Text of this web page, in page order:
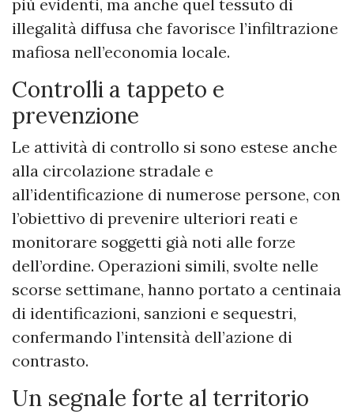
più evidenti, ma anche quel tessuto di
illegalità diffusa che favorisce l’infiltrazione
mafiosa nell’economia locale.
Controlli a tappeto e
prevenzione
Le attività di controllo si sono estese anche
alla circolazione stradale e
all’identificazione di numerose persone, con
l’obiettivo di prevenire ulteriori reati e
monitorare soggetti già noti alle forze
dell’ordine. Operazioni simili, svolte nelle
scorse settimane, hanno portato a centinaia
di identificazioni, sanzioni e sequestri,
confermando l’intensità dell’azione di
contrasto.
Un segnale forte al territorio